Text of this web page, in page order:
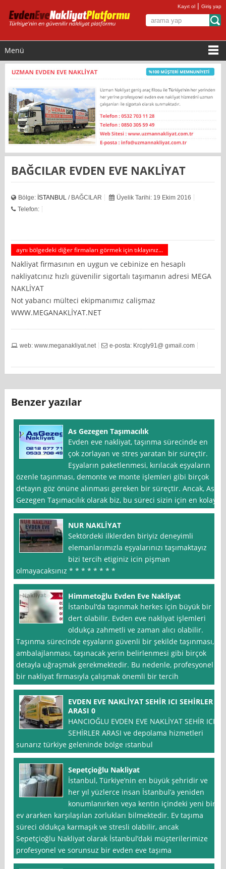
Kayıt ol |Giriş yap
Menü
BAĞCILAR EVDEN EVE NAKLİYAT
Bölge: İSTANBUL / BAĞCILAR
Üyelik Tarihi: 19 Ekim 2016
Telefon:
aynı bölgedeki diğer firmaları görmek için tıklayınız...
Nakliyat firmasının en uygun ve cebinize en hesaplı
nakliyatcınız hızlı güvenilir sigortalı taşımanın adresi MEGA
NAKLİYAT
Not yabancı mülteci ekipmanımız calişmaz
WWW.MEGANAKLİYAT.NET
web: www.meganakliyat.net e-posta: Krcgly91@ gımail.com
Benzer yazılar
As Gezegen Taşımacılık
Evden eve nakliyat, taşınma sürecinde en
çok zorlayan ve stres yaratan bir süreçtir.
Eşyaların paketlenmesi, kırılacak eşyaların
özenle taşınması, demonte ve monte işlemleri gibi birçok
detayın göz önüne alınması gereken bir süreçtir. Ancak, As
Gezegen Taşımacılık olarak biz, bu süreci sizin için en kolay
NUR NAKLİYAT
Sektördeki ilklerden biriyiz deneyimli
elemanlarımızla eşyalarınızı taşımaktayız
bizi tercih etiginiz icin pişman
olmayacaksınız * * * * * * * *
Himmetoğlu Evden Eve Nakliyat
İstanbul‘da taşınmak herkes için büyük bir
dert olabilir. Evden eve nakliyat işlemleri
oldukça zahmetli ve zaman alıcı olabilir.
Taşınma sürecinde eşyaların güvenli bir şekilde taşınması,
ambalajlanması, taşınacak yerin belirlenmesi gibi birçok
detayla uğraşmak gerekmektedir. Bu nedenle, profesyonel
bir nakliyat firmasıyla çalışmak önemli bir tercih
EVDEN EVE NAKLİYAT SEHİR ICI SEHİRLER
ARASI 0
HANCIOĞLU EVDEN EVE NAKLİYAT SEHİR ICI
SEHİRLER ARASI ve depolama hizmetleri
sunarız türkiye geleninde bölge ıstanbul
Sepetçioğlu Nakliyat
İstanbul, Türkiye’nin en büyük şehridir ve
her yıl yüzlerce insan İstanbul’a yeniden
konumlanırken veya kentin içindeki yeni bir
ev ararken karşılaşılan zorlukları bilmektedir. Ev taşıma
süreci oldukça karmaşık ve stresli olabilir, ancak
Sepetçioğlu Nakliyat olarak İstanbul’daki müşterilerimize
profesyonel ve sorunsuz bir evden eve taşıma